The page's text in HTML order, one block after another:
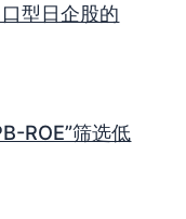
型日企股的
ROE”筛选低